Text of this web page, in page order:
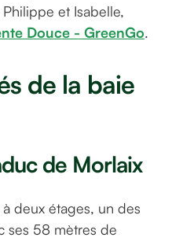
et Isabelle,
Douce - GreenGo.
de la baie
de Morlaix
deux étages, un des
ses 58 mètres de